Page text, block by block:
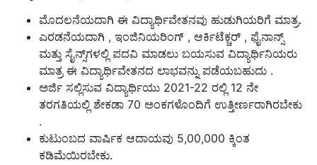
ಮೊದಲನೆಯದಾಗಿ ಈ ವಿದ್ಯಾರ್ಥಿವೇತನವು ಹುಡುಗಿಯರಿಗೆ ಮಾತ್ರ.
ಎರಡನೆಯದಾಗಿ , ಇಂಜಿನಿಯರಿಂಗ್ , ಆರ್ಕಿಟೆಕ್ಚರ್ , ಫೈನಾನ್ಸ್
ಮತ್ತು ಸೈನ್ಸ್‌ಗಳಲ್ಲಿ ಪದವಿ ಮಾಡಲು ಬಯಸುವ ವಿದ್ಯಾರ್ಥಿನಿಯರು
ಮಾತ್ರ ಈ ವಿದ್ಯಾರ್ಥಿವೇತನದ ಲಾಭವನ್ನು ಪಡೆಯಬಹುದು .
ಅರ್ಜಿ ಸಲ್ಲಿಸುವ ವಿದ್ಯಾರ್ಥಿಯು 2021-22 ರಲ್ಲಿ 12 ನೇ
ತರಗತಿಯಲ್ಲಿ ಶೇಕಡಾ 70 ಅಂಕಗಳೊಂದಿಗೆ ಉತ್ತೀರ್ಣರಾಗಿರಬೇಕು
.
ಕುಟುಂಬದ ವಾರ್ಷಿಕ ಆದಾಯವು 5,00,000 ಕ್ಕಿಂತ
ಕಡಿಮೆಯಿರಬೇಕು.